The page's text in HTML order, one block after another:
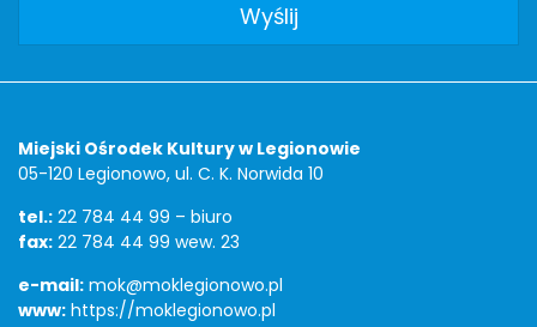
Adres
Miejski Ośrodek Kultury w Legionowie
05-120 Legionowo, ul. C. K. Norwida 10
tel.: 22 784 44 99 – biuro
fax: 22 784 44 99 wew. 23
e-mail: mok@moklegionowo.pl
www: https://moklegionowo.pl